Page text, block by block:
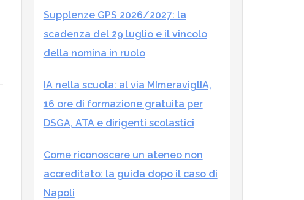
Supplenze GPS 2026/2027: la
scadenza del 29 luglio e il vincolo
della nomina in ruolo
IA nella scuola: al via MImeraviglIA,
16 ore di formazione gratuita per
DSGA, ATA e dirigenti scolastici
Come riconoscere un ateneo non
accreditato: la guida dopo il caso di
Napoli